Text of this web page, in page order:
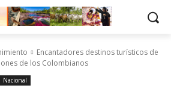
Encantadores destinos turísticos de
de los Colombianos
Nacional